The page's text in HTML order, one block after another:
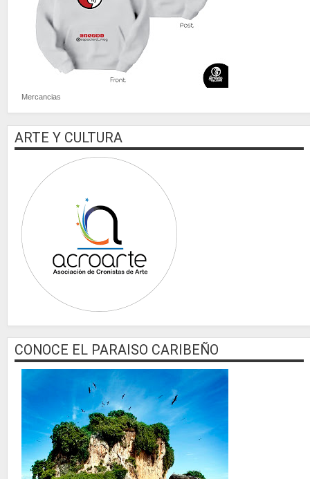
Mercancias
ARTE Y CULTURA
CONOCE EL PARAISO CARIBEÑO